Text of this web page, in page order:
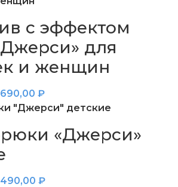
с эффектом
для
и женщин
₽
«Джерси»
₽